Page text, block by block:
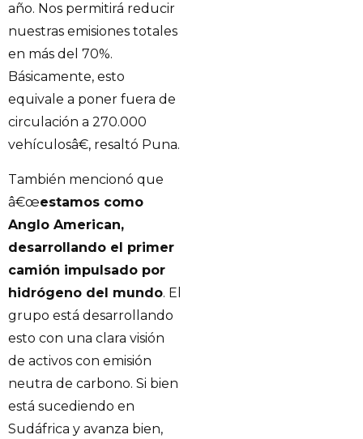
año. Nos permitirá reducir
nuestras emisiones totales
en más del 70%.
Básicamente, esto
equivale a poner fuera de
circulación a 270.000
vehículosâ€, resaltó Puna.
También mencionó que
â€œestamos como
Anglo American,
desarrollando el primer
camión impulsado por
hidrógeno del mundo. El
grupo está desarrollando
esto con una clara visión
de activos con emisión
neutra de carbono. Si bien
está sucediendo en
Sudáfrica y avanza bien,